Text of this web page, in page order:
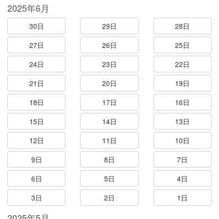
2025年6月
30日 29日
28日
27日
26日
25日
24日
23日
22日
21日
20日
19日
18日
17日
16日
15日
14日
13日
12日
11日
10日
9日
8日
7日
6日
5日
4日
3日
2日 1日